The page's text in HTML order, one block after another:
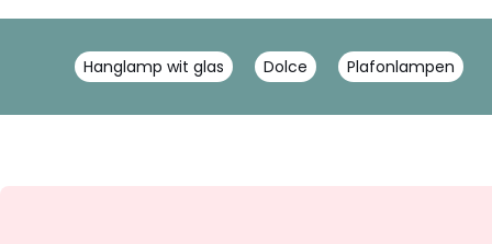
Hanglamp wit glas Dolce Plafonlampen